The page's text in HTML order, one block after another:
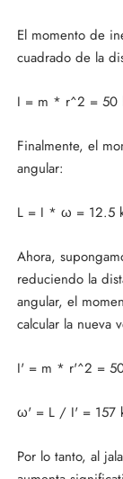
El momento de
cuadrado de la
I = m * r^2 = 50
Finalmente, el
angular:
L = I * ω = 12.5
Ahora,
reduciendo la
angular, el
calcular la nueva
I' = m * r'^2 =
ω' = L / I' = 157
Por lo tanto, al